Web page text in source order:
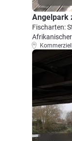
Angelpark
Fischarten: